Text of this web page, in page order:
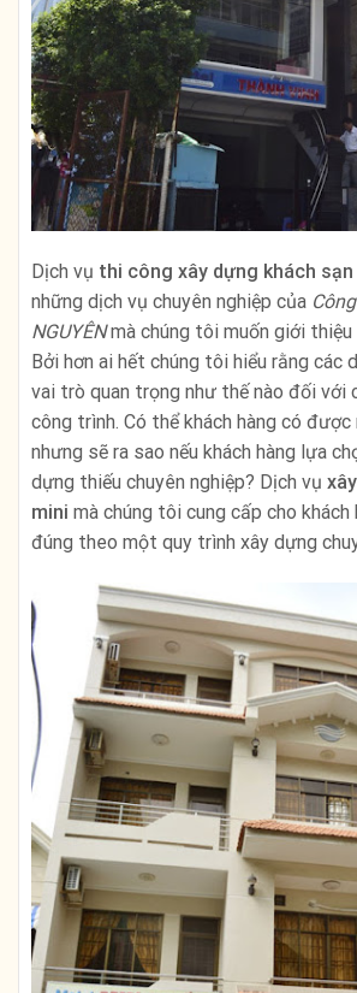
Dịch vụ thi công xây dựng khách
những dịch vụ chuyên nghiệp của
NGUYÊNmà chúng tôi muốn giới thiệu
Bởi hơn ai hết chúng tôi hiểu rằng các
vai trò quan trọng như thế nào đối với
công trình. Có thể khách hàng có
nhưng sẽ ra sao nếu khách hàng lựa
dựng thiếu chuyên nghiệp? Dịch vụ
mini mà chúng tôi cung cấp cho khách
đúng theo một quy trình xây dựng